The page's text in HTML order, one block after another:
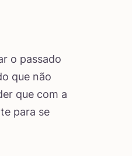
o passado
que não
que com a
para se